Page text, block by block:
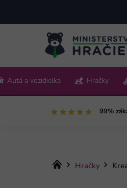
obsah
Pon-Pia 9:00-15:00
Autá a vozidielka Hračky
99%
Domov
Hračky